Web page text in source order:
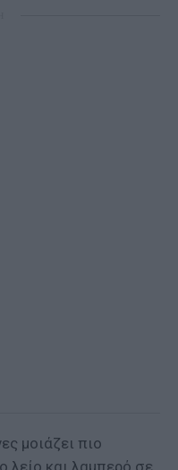
μοιάζει πιο
λείο και λαμπερό σε